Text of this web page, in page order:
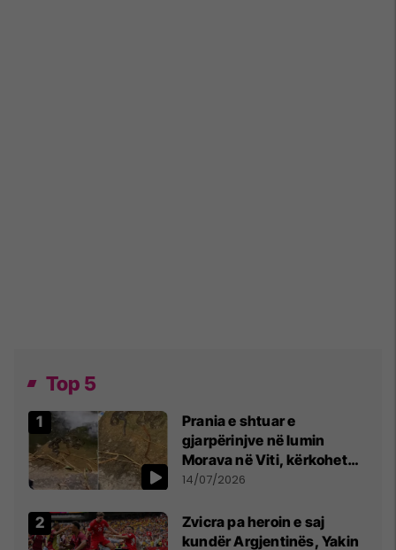
Top 5
Prania e shtuar e
gjarpërinjve në lumin
Morava në Viti, kërkohet
kujdes nga qytetarët
14/07/2026
Zvicra pa heroin e saj
kundër Argjentinës, Yakin